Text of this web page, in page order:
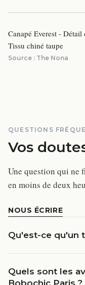
Canapé Everest - Détail
Tissu chiné taupe
Source : The Nona
QUESTIONS
Vos
Une question qui ne
en moins de deux
NOUS ÉCRIRE
Qu'est-ce qu'un
Quels sont les
Bobochic Paris ?